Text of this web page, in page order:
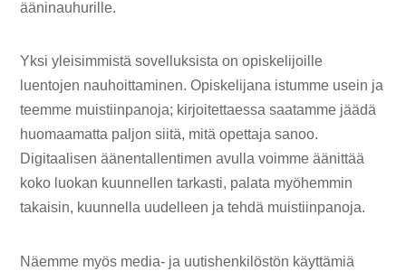
ääninauhurille.
Yksi yleisimmistä sovelluksista on opiskelijoille
luentojen nauhoittaminen. Opiskelijana istumme usein ja
teemme muistiinpanoja; kirjoitettaessa saatamme jäädä
huomaamatta paljon siitä, mitä opettaja sanoo.
Digitaalisen äänentallentimen avulla voimme äänittää
koko luokan kuunnellen tarkasti, palata myöhemmin
takaisin, kuunnella uudelleen ja tehdä muistiinpanoja.
Näemme myös media- ja uutishenkilöstön käyttämiä